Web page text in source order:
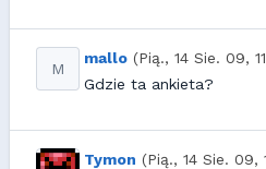
M
mallo (Pią., 14 Sie. 09,
Gdzie ta ankieta?
Tymon (Pią., 14 Sie. 09,